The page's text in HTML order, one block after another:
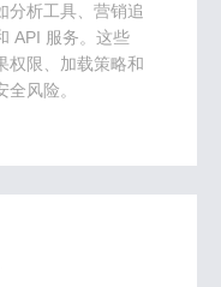
分析工具、营销追
API 服务。这些
权限、加载策略和
风险。